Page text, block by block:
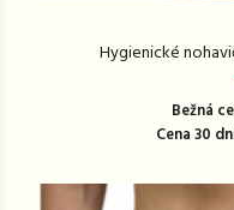
Hygienické
Bežná
Cena 30